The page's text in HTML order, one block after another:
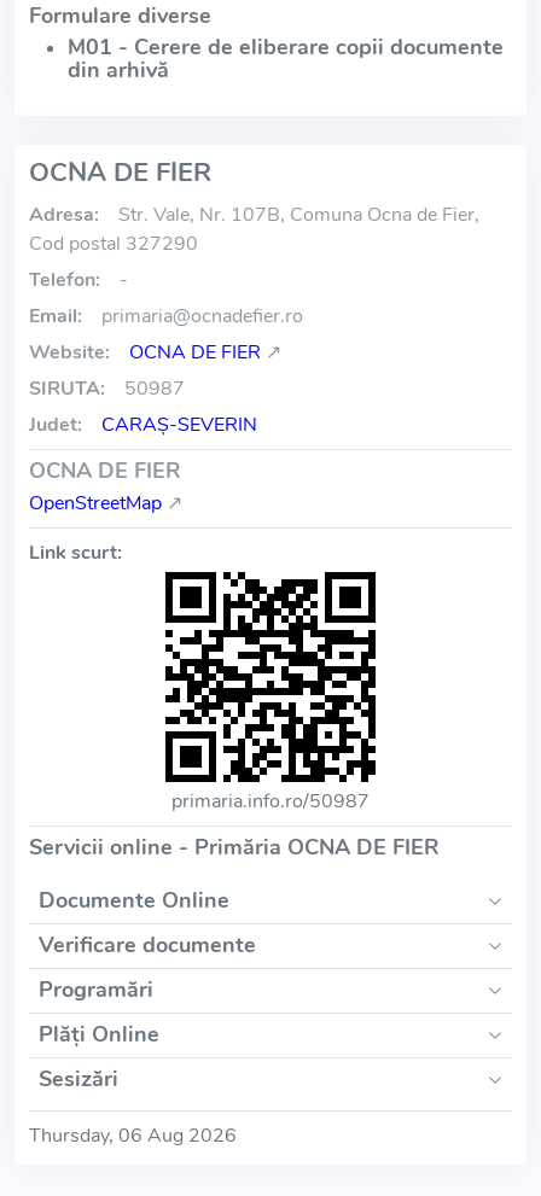
Formulare diverse
M01 - Cerere de eliberare copii documente
din arhivă
OCNA DE FIER
Adresa:
Str. Vale, Nr. 107B, Comuna Ocna de Fier,
Cod postal 327290
Telefon:
-
Email:
primaria@ocnadefier.ro
Website:
OCNA DE FIER ↗
SIRUTA:
50987
Judet:
CARAŞ-SEVERIN
OCNA DE FIER
OpenStreetMap ↗
Link scurt:
primaria.info.ro/50987
Servicii online - Primăria OCNA DE FIER
Documente Online
Verificare documente
Programări
Plăți Online
Sesizări
Thursday, 06 Aug 2026